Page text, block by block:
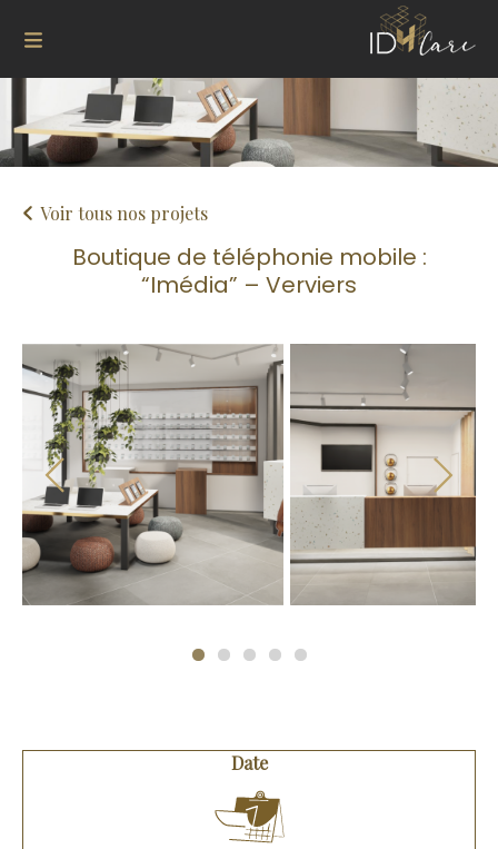
Voir tous nos projets
Boutique de téléphonie mobile :
“Imédia” – Verviers
Previous
Next
Date